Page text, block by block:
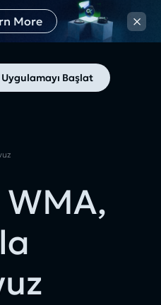
More ×
Uygulamayı Başlat